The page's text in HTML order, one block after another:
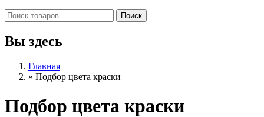
Вы здесь
Главная
» Подбор цвета краски
Подбор цвета краски